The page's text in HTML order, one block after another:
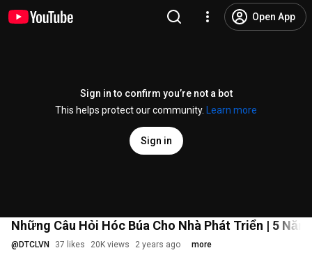
Open App
Sign in to confirm you’re not a bot
This helps protect our community.
Learn more
Sign in
Những Câu Hỏi Hóc Búa Cho Nhà Phát Triển | 5
@ DTCLVN 37 likes 20K views 2 years ago more